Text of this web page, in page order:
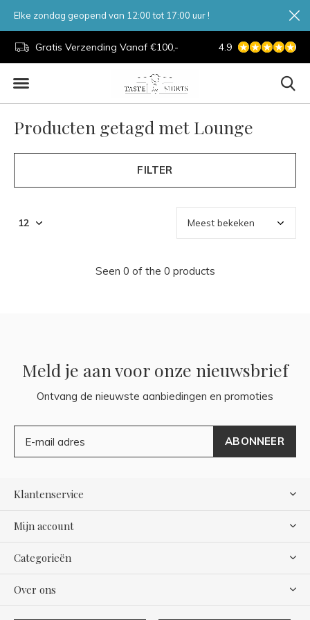
Gratis Verzending Vanaf €100,- 7 Dagen Per
4.9
Elke zondag geopend van 12:00 tot 17:00 uur !
Producten getagd met Lounge
FILTER
Seen 0 of the 0 products
Meld je aan voor onze nieuwsbrief
Ontvang de nieuwste aanbiedingen en promoties
ABONNEER
Klantenservice
Mijn account
Categorieën
Over ons